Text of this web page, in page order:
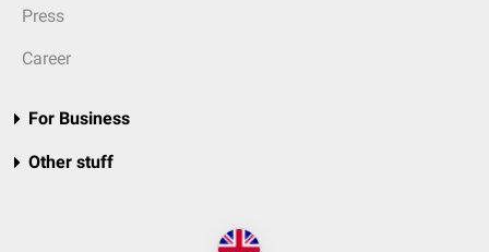
Press
Career
For Business
Other stuff